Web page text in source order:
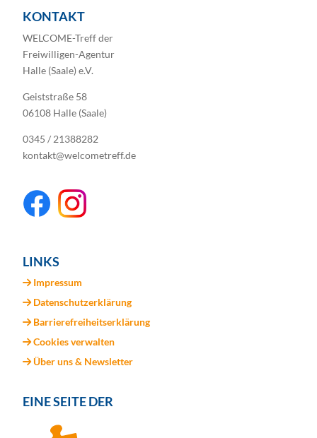
KONTAKT
WELCOME-Treff der
Freiwilligen-Agentur
Halle (Saale) e.V.
Geiststraße 58
06108 Halle (Saale)
0345 / 21388282
kontakt@welcometreff.de
LINKS
Impressum
Datenschutzerklärung
Barrierefreiheitserklärung
Cookies verwalten
Über uns & Newsletter
EINE SEITE DER